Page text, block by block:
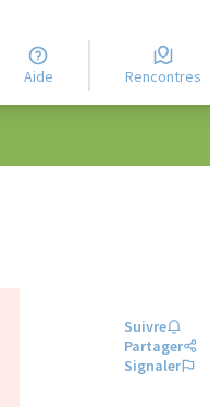
Aide Rencontres
Suivre
Partager
Signaler